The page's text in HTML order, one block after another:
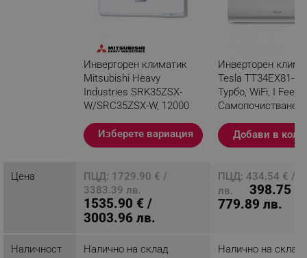
Инверторен климатик
Mitsubishi Heavy
Industries SRK35ZSX-
W/SRC35ZSX-W, 12000
3D Auto, R-32, Бял
Разглеждате този
Изберете вариация
Инверторен
Tesla TT34EX81-
Турбо, WiFi, I Feel,
Самопочистване,
Добави в
Цена
ПЦД: 1729.90 € /
3383.39 лв.
1535.90 € /
3003.96 лв.
ПЦД: 434.54 € /
лв.
398.75 €
779.89 лв.
Наличност Налично на склад Налично на склад